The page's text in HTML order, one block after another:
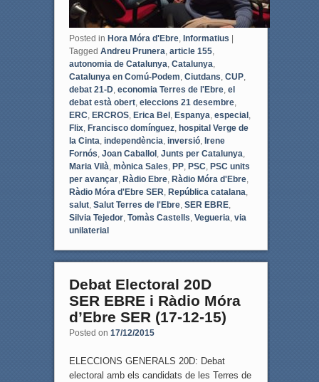
Posted in Hora Móra d'Ebre, Informatius
Tagged Andreu Prunera, article 155,
autonomia de Catalunya, Catalunya,
Catalunya en Comú-Podem, Ciutdans, CUP,
debat 21-D, economia Terres de l'Ebre, el
debat està obert, eleccions 21 desembre,
ERC, ERCROS, Erica Bel , Espanya, especial ,
Flix, Francisco domínguez, hospital Verge de
la Cinta, independència, inversió, Irene
Fornós, Joan Caballol , Junts per Catalunya,
Maria Vilà, mònica Sales, PP, PSC, PSC units
per avançar, Ràdio Ebre, Ràdio Móra d'Ebre,
Ràdio Móra d'Ebre SER, República catalana,
salut, Salut Terres de l'Ebre, SER EBRE,
Silvia Tejedor, Tomàs Castells, Vegueria, via
unilaterial
Debat Electoral 20D
SER EBRE i Ràdio Móra
d’Ebre SER (17-12-15)
Posted on 17/12/2015
ELECCIONS GENERALS 20D: Debat
electoral amb els candidats de les Terres de